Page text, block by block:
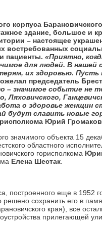
корпуса
здание, большое и
– настоящее
востребованных
пациенты. «Приятно,
для людей. В нашей
их здоровью. Пусть
председатель
– значимое событие не
Ляховичского,
о здоровье женщин
будут славить новые
Юрий
значимого объекта 15
областного
горисполкома
Елена Шестак
построенного еще в 1952
сохранить его в
края), все
прилегающей